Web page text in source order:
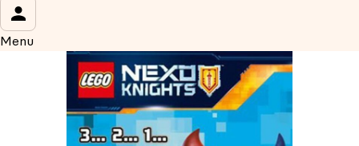
Menu
Wat is je voornaam?
Wat is je e-mailadres?*
Aanmelden